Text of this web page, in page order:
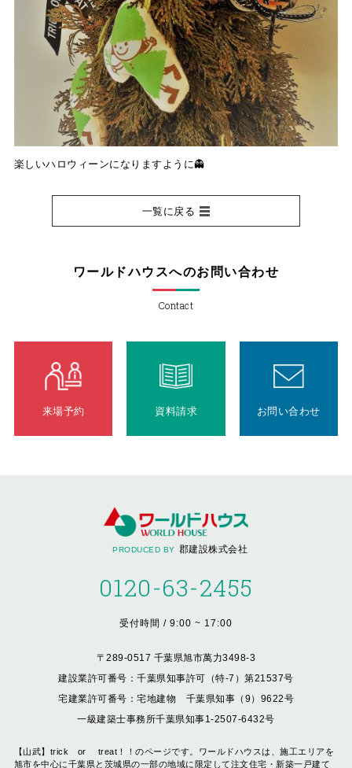
楽しいハロウィーンになりますように👻
一覧に戻る
ワールドハウスへのお問い合わせ
Contact
来場予約 資料請求 お問い合わせ
PRODUCED BY 郡建設株式会社
0120-63-2455
受付時間 / 9:00 ~ 17:00
〒289-0517 千葉県旭市萬力3498-3
建設業許可番号：千葉県知事許可（特-7）第21537号
宅建業許可番号：宅地建物 千葉県知事（9）9622号
一級建築士事務所千葉県知事1-2507-6432号
【山武】trick or treat！！のページです。ワールドハウスは、施工エリアを
旭市を中心に千葉県と茨城県の一部の地域に限定して注文住宅・新築一戸建て